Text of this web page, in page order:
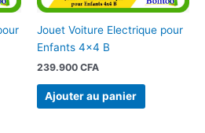
Jouet Voiture Electrique pour
Enfants 4×4 B
239.900 CFA
Ajouter au panier